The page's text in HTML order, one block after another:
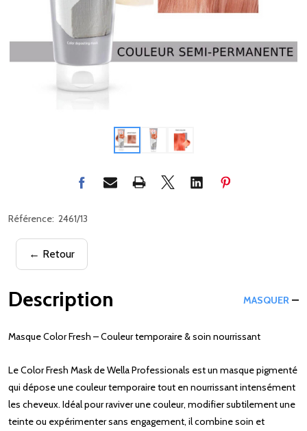
Référence: 2461/13
← Retour
Description MASQUER
Masque Color Fresh – Couleur temporaire & soin nourrissant
Le Color Fresh Mask de Wella Professionals est un masque pigmenté
qui dépose une couleur temporaire tout en nourrissant intensément
les cheveux. Idéal pour raviver une couleur, modifier subtilement une
teinte ou expérimenter sans engagement, il combine soin et